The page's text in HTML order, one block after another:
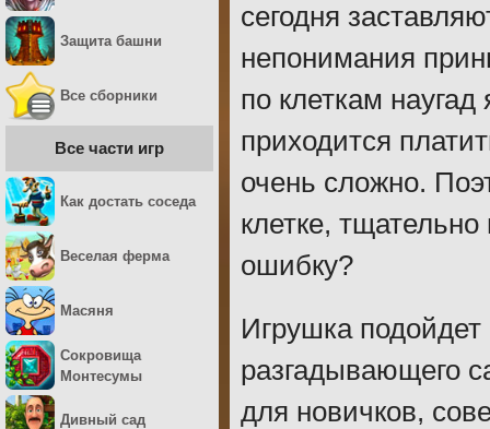
сегодня
непонимания
по клеткам
приходится
очень сложно.
клетке,
ошибку?
Игрушка подойдет
разгадывающего
для новичков,
Защита башни
Все сборники
Все части игр
Как достать соседа
Веселая ферма
Масяня
Сокровища
Монтесумы
Дивный сад